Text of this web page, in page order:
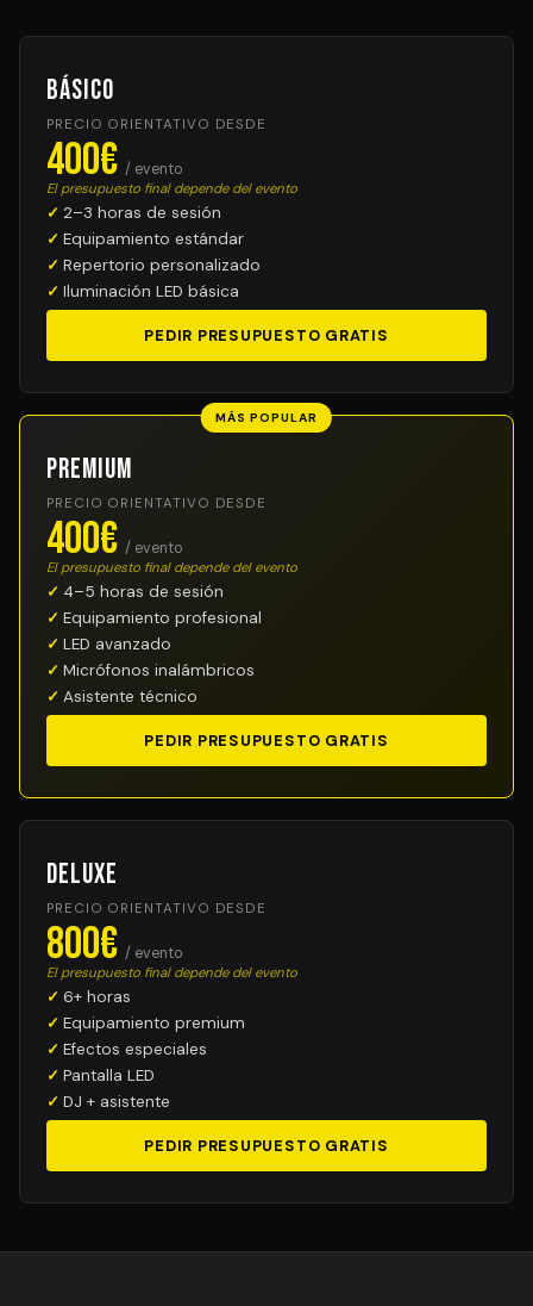
Básico
PRECIO ORIENTATIVO DESDE
400€ / evento
El presupuesto final depende del evento
2–3 horas de sesión
Equipamiento estándar
Repertorio personalizado
Iluminación LED básica
PEDIR PRESUPUESTO GRATIS
MÁS POPULAR
Premium
PRECIO ORIENTATIVO DESDE
400€ / evento
El presupuesto final depende del evento
4–5 horas de sesión
Equipamiento profesional
LED avanzado
Micrófonos inalámbricos
Asistente técnico
PEDIR PRESUPUESTO GRATIS
Deluxe
PRECIO ORIENTATIVO DESDE
800€ / evento
El presupuesto final depende del evento
6+ horas
Equipamiento premium
Efectos especiales
Pantalla LED
DJ + asistente
PEDIR PRESUPUESTO GRATIS